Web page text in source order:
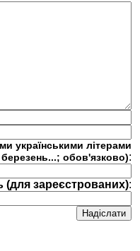
українськими літерами
обов'язково):
(для зареєстрованих):